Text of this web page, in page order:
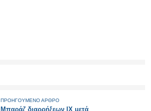
ΠΡΟΗΓΟΥΜΕΝΟ ΑΡΘΡΟ
Μπαράζ διαρρήξεων ΙΧ μετά